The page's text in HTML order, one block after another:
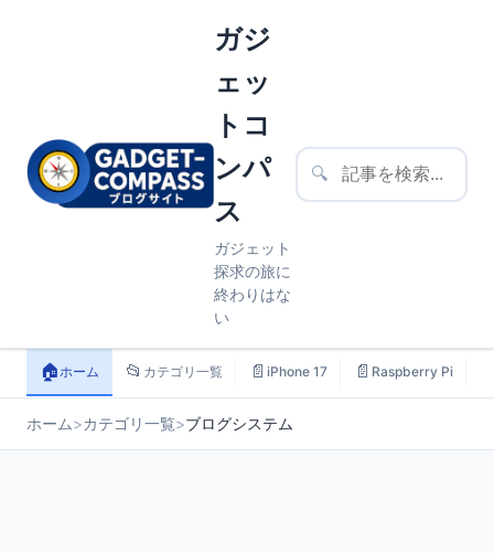
ガジ
ェッ
トコ
ンパ
ス
ガジェット
探求の旅に
終わりはな
い
🔍
🏠ホーム 📂 カテゴリ一覧 📄 iPhone 17 📄 Raspberry Pi
ホーム>カテゴリ一覧>ブログシステム